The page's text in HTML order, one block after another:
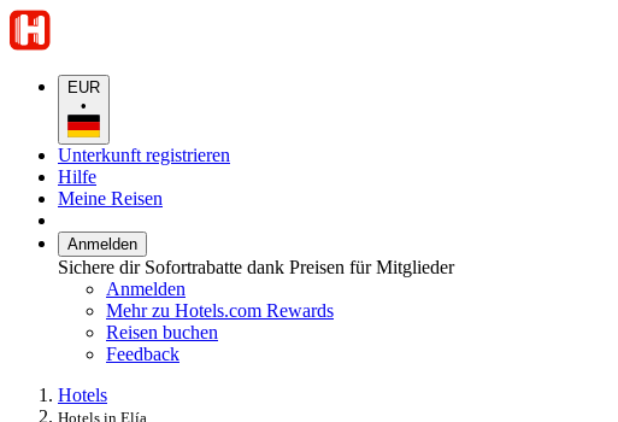
EUR
•
Unterkunft registrieren
Hilfe
Meine Reisen
Anmelden
Sichere dir Sofortrabatte dank Preisen für Mitglieder
Anmelden
Mehr zu Hotels.com Rewards
Reisen buchen
Feedback
Hotels
Hotels in Elía